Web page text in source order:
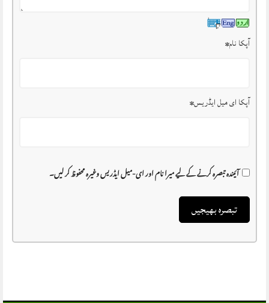
آپکا نام*
آپکا ای میل ایڈریس*
آئیندہ تبصرہ کرنے کے لیے میرا نام اور ای-میل ایڈریس وغیرہ محفوظ کر لیں۔